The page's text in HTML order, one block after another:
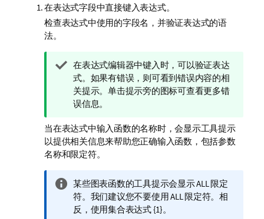
在表达式字段中直接键入表达式。
检查表达式中使用的字段名，并验证表达式的语
法。
提
示
注
释
在表达式编辑器中键入时，可以验证表达
式。如果有错误，则可看到错误内容的相
关提示。单击提示旁的图标可查看更多错
误信息。
当在表达式中输入函数的名称时，会显示工具提示
以提供相关信息来帮助您正确输入函数，包括参数
名称和限定符。
信
息
注
某些图表函数的工具提示会显示ALL限定
符。我们建议您不要使用ALL限定符。相
反，使用集合表达式{1}。